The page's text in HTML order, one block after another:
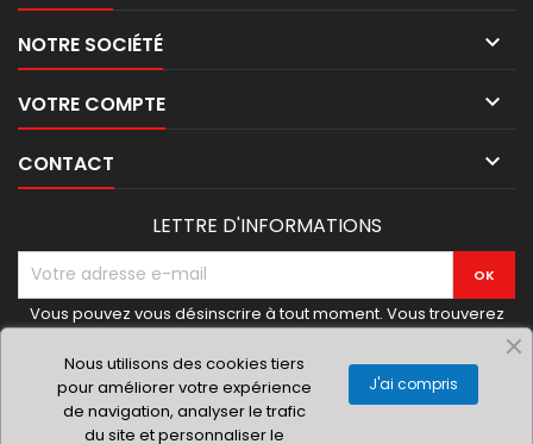
NOTRE SOCIÉTÉ 
VOTRE COMPTE 
CONTACT 
LETTRE D'INFORMATIONS
Vous pouvez vous désinscrire à tout moment. Vous trouverez
pour cela nos informations de contact dans les conditions
d'utilisation du site.
Nous utilisons des cookies tiers
pour améliorer votre expérience
de navigation, analyser le trafic
du site et personnaliser le
J'ai compris